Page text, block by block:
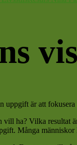
uppgift är att
vill ha? Vilka resultat
Många